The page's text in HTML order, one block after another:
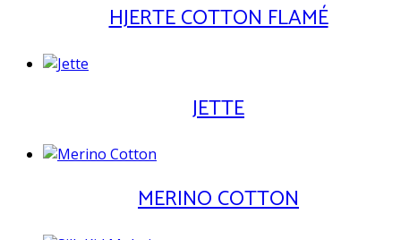
HJERTE COTTON FLAMÉ
JETTE
MERINO COTTON